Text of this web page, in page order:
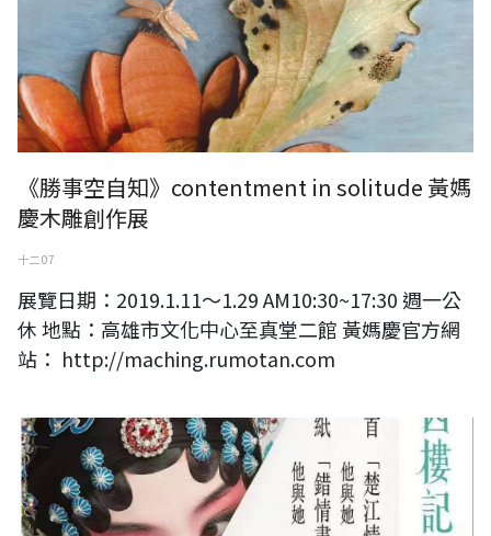
《勝事空自知》contentment in solitude 黃媽
慶木雕創作展
十二 07
展覽日期：2019.1.11～1.29 AM10:30~17:30 週一公
休 地點：高雄市文化中心至真堂二館 黃媽慶官方網
站： http://maching.rumotan.com
“西樓記”首演之前，我們採訪了主演單雯